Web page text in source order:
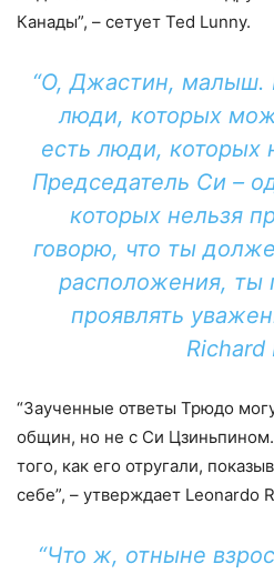
Канады”, – сетует Ted Lunny.
“О, Джастин, малыш.
люди, которых
есть люди, которых
Председатель Си –
которых нельзя
говорю, что ты
расположения, ты
проявлять
Richard
“Заученные ответы Трюдо
общин, но не с Си
того, как его отругали,
себе”, – утверждает Leonardo
“Что ж, отныне